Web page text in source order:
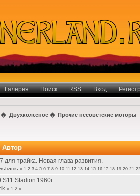
Галерея Поиск RSS Вход
� Двухколесное� Прочие несоветские моторы
Автор
для трайка. Новая глава развития.
« 1 2 3 4 5 6 7 8 9 10 11 12 13 14 15 16 17 18 19 20 21 22
S11 Stadion 1960г.
« 1 2»